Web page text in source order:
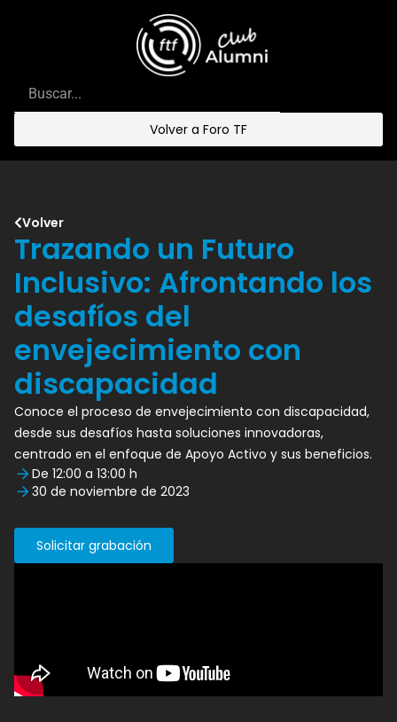
Volver a Foro TF
Volver
Trazando un Futuro
Inclusivo: Afrontando los
desafíos del
envejecimiento con
discapacidad
Conoce el proceso de envejecimiento con discapacidad,
desde sus desafíos hasta soluciones innovadoras,
centrado en el enfoque de Apoyo Activo y sus beneficios.
De 12:00 a 13:00 h
30 de noviembre de 2023
Solicitar grabación